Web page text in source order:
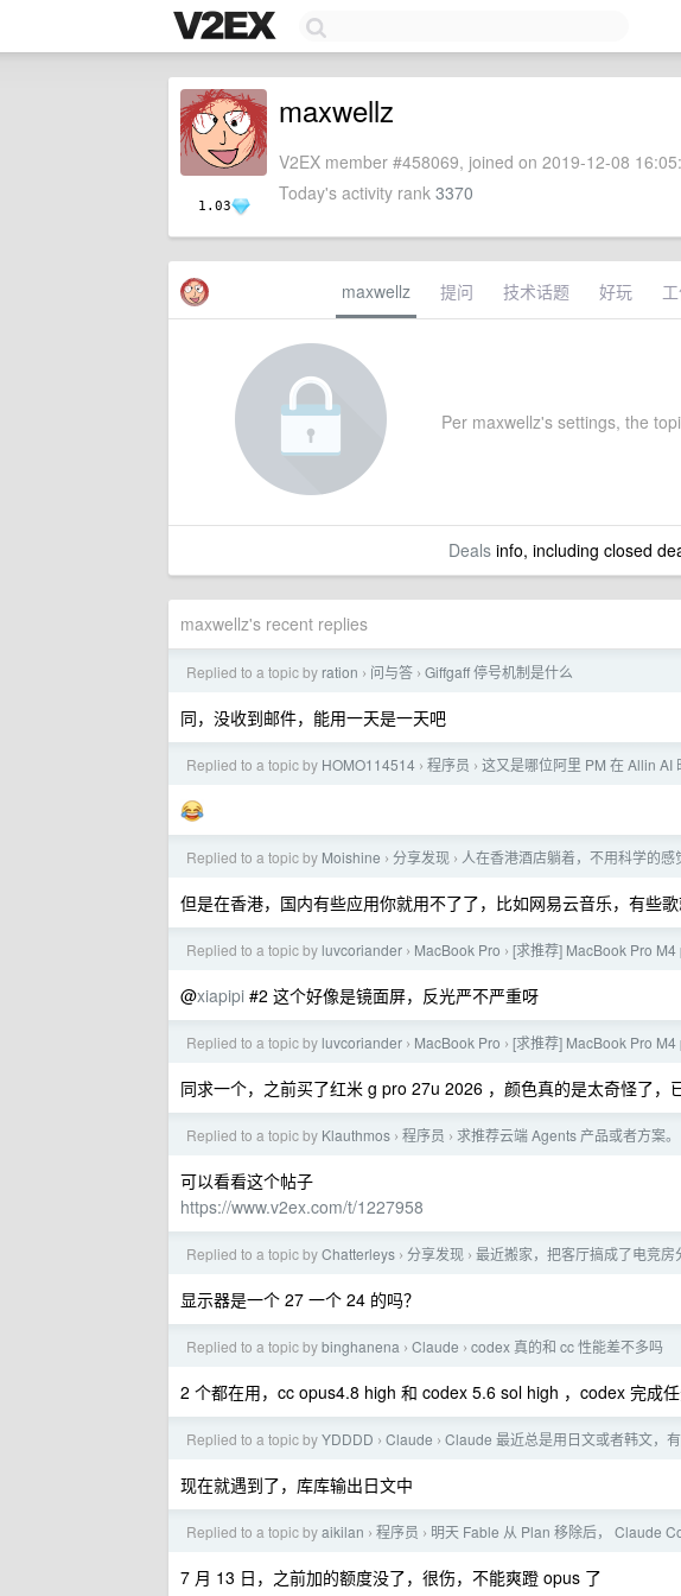
1.03
maxwellz
V2EX member #458069, joined on 2019-12-08
Today's activity rank 3370
maxwellz 提问 技术话题 好玩
Per maxwellz's settings, the
Dealsinfo, including closed
maxwellz's recent replies
Replied to a topic by ration › 问与答 › Giffgaff 停号机制是什么
同，没收到邮件，能用一天是一天吧
Replied to a topic by HOMO114514 › 程序员 › 这又是哪位阿里 PM 在 Allin AI
Replied to a topic by Moishine › 分享发现 › 人在香港酒店躺着，不用科学的感
但是在香港，国内有些应用你就用不了了，比如网易云音乐，有些
Replied to a topic by luvcoriander › MacBook Pro › [求推荐] MacBook Pro
@xiapipi #2 这个好像是镜面屏，反光严不严重呀
Replied to a topic by luvcoriander › MacBook Pro › [求推荐] MacBook Pro
同求一个，之前买了红米 g pro 27u 2026 ，颜色真的是太奇怪了，
Replied to a topic by Klauthmos › 程序员 › 求推荐云端 Agents 产品或者方案。
可以看看这个帖子
https://www.v2ex.com/t/1227958
Replied to a topic byChatterleys › 分享发现 › 最近搬家，把客厅搞成了电竞房
显示器是一个 27 一个 24 的吗？
Replied to a topic bybinghanena › Claude › codex 真的和 cc 性能差不多吗
2 个都在用，cc opus4.8 high 和 codex 5.6 sol high ，codex 完成
Replied to a topic byYDDDD › Claude › Claude 最近总是用日文或者韩文，
现在就遇到了，库库输出日文中
Replied to a topic byaikilan › 程序员 › 明天 Fable 从 Plan 移除后， Claude
7 月 13 日，之前加的额度没了，很伤，不能爽蹬 opus 了